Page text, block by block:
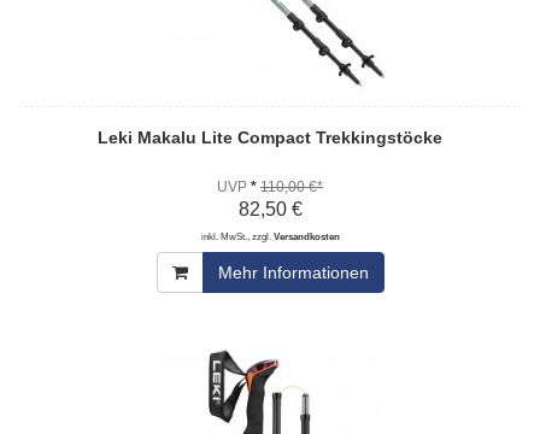
Leki Makalu Lite Compact Trekkingstöcke
UVP * 110,00 €*
82,50 €
inkl. MwSt., zzgl. Versandkosten
Mehr Informationen